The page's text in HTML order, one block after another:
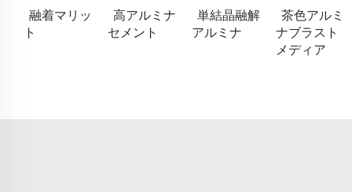
融着マリッ
ト
高アルミナ
セメント
単結晶融解
アルミナ
茶色アルミ
ナブラスト
メディア